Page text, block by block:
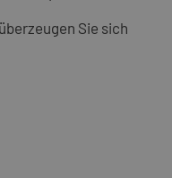
Sie sich